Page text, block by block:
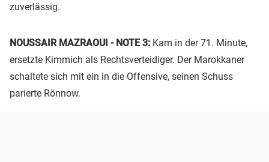
zuverlässig.
NOUSSAIR MAZRAOUI - NOTE 3: Kam in der 71. Minute,
ersetzte Kimmich als Rechtsverteidiger. Der Marokkaner
schaltete sich mit ein in die Offensive, seinen Schuss
parierte Rönnow.